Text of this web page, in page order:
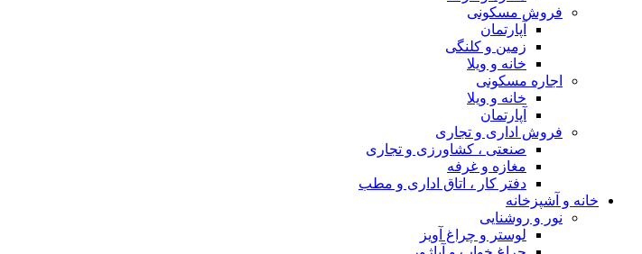
فروش مسکونی
آپارتمان
زمین و کلنگی
خانه و ویلا
اجاره مسکونی
خانه و ویلا
آپارتمان
فروش اداری و تجاری
صنعتی ، کشاورزی و تجاری
مغازه و غرفه
دفتر کار ، اتاق اداری و مطب
خانه و آشپزخانه
نور و روشنایی
لوستر و چراغ آویز